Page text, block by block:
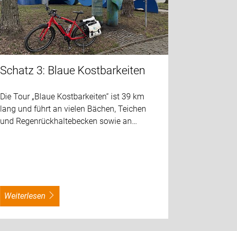
Schatz 3: Blaue Kostbarkeiten
Die Tour „Blaue Kostbarkeiten“ ist 39 km
lang und führt an vielen Bächen, Teichen
und Regenrückhaltebecken sowie an…
weiterlesen